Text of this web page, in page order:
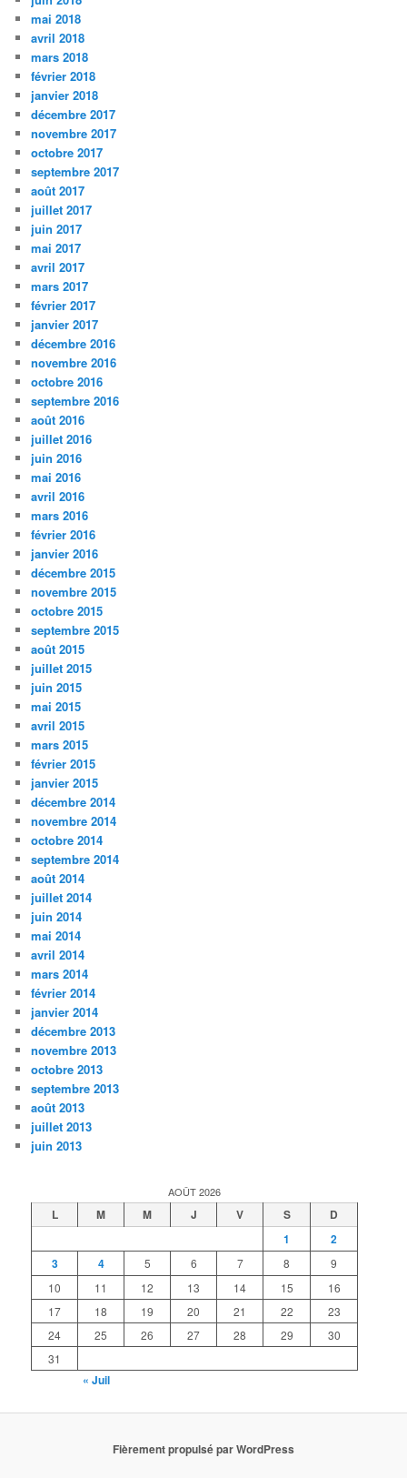
mai 2018
avril 2018
mars 2018
février 2018
janvier 2018
décembre 2017
novembre 2017
octobre 2017
septembre 2017
août 2017
juillet 2017
juin 2017
mai 2017
avril 2017
mars 2017
février 2017
janvier 2017
décembre 2016
novembre 2016
octobre 2016
septembre 2016
août 2016
juillet 2016
juin 2016
mai 2016
avril 2016
mars 2016
février 2016
janvier 2016
décembre 2015
novembre 2015
octobre 2015
septembre 2015
août 2015
juillet 2015
juin 2015
mai 2015
avril 2015
mars 2015
février 2015
janvier 2015
décembre 2014
novembre 2014
octobre 2014
septembre 2014
août 2014
juillet 2014
juin 2014
mai 2014
avril 2014
mars 2014
février 2014
janvier 2014
décembre 2013
novembre 2013
octobre 2013
septembre 2013
août 2013
juillet 2013
juin 2013
AOÛT 2026
L M M J V S
D
1
2
3
4 5 6 7 8
9
10
11 12 13 14 15
16
17
18 19 20 21 22
23
24
25 26 27 28 29
30
31
« Juil
Fièrement propulsé par WordPress